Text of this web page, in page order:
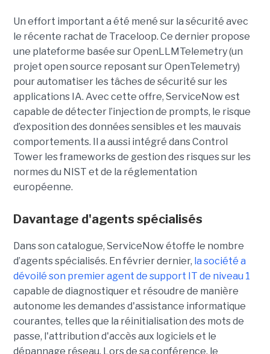
Un effort important a été mené sur la sécurité avec
le récente rachat de Traceloop. Ce dernier propose
une plateforme basée sur OpenLLMTelemetry (un
projet open source reposant sur OpenTelemetry)
pour automatiser les tâches de sécurité sur les
applications IA. Avec cette offre, ServiceNow est
capable de détecter l’injection de prompts, le risque
d’exposition des données sensibles et les mauvais
comportements. Il a aussi intégré dans Control
Tower les frameworks de gestion des risques sur les
normes du NIST et de la réglementation
européenne.
Davantage d'agents spécialisés
Dans son catalogue, ServiceNow étoffe le nombre
d’agents spécialisés. En février dernier, la société a
dévoilé son premier agent de support IT de niveau 1
capable de diagnostiquer et résoudre de manière
autonome les demandes d'assistance informatique
courantes, telles que la réinitialisation des mots de
passe, l'attribution d'accès aux logiciels et le
dépannage réseau. Lors de sa conférence, le